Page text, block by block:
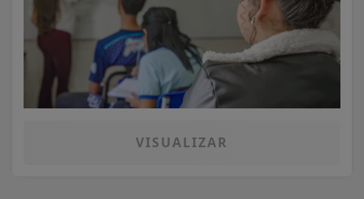
VISUALIZAR